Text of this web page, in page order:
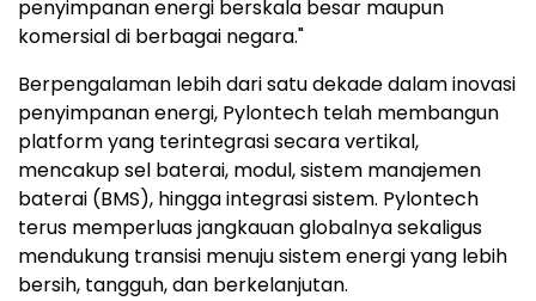
penyimpanan energi berskala besar maupun
komersial di berbagai negara."
Berpengalaman lebih dari satu dekade dalam inovasi
penyimpanan energi, Pylontech telah membangun
platform yang terintegrasi secara vertikal,
mencakup sel baterai, modul, sistem manajemen
baterai (BMS), hingga integrasi sistem. Pylontech
terus memperluas jangkauan globalnya sekaligus
mendukung transisi menuju sistem energi yang lebih
bersih, tangguh, dan berkelanjutan.